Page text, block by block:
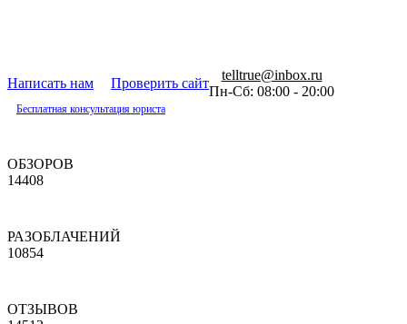
Написать нам Проверить сайт
telltrue@inbox.ru
Пн-Сб: 08:00 - 20:00
Бесплатная консультация юриста
ОБЗОРОВ
14408
РАЗОБЛАЧЕНИЙ
10854
ОТЗЫВОВ